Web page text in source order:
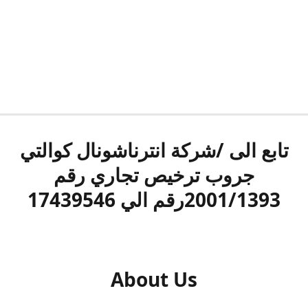
تابع الى /شركة انترناشونال كوالتي
جروب ترخيص تجاري رقم
2001/1393رقم الي 17439546
About Us